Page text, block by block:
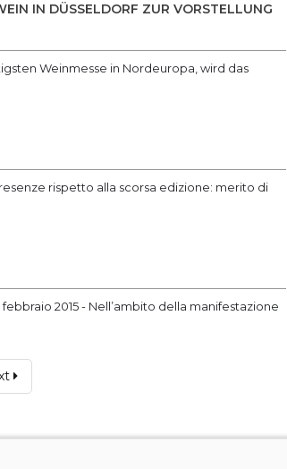
IN DÜSSELDORF ZUR VORSTELLUNG
Weinmesse in Nordeuropa, wird das
rispetto alla scorsa edizione: merito di
2015 - Nell’ambito della manifestazione